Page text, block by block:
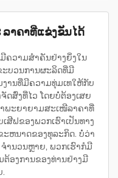
ລາຄາທີ່ແຂ່ງຂັນໄດ້
ຄວາມສຳຄັນຢ່າງຍິ່ງໃນ
ະບວນການຜະລິດທີ່ມີ
ານທີ່ມີຄວາມທຸ່ມເທໃຫ້ກັບ
ດສົ່ງທີ່ໄວ ໂດຍບໍ່ຕ້ອງເສຍ
ພະຍາຍາມສະເໜີລາຄາທີ່
ສີຟຂອງພວກເຮົາເປັນທາງ
ຫນາດຂອງທຸລະກິດ. ບໍ່ວ່າ
ຳນວນຫຼາຍ, ພວກເຮົາກໍມີ
ອງການຂອງທ່ານຢ່າງມີ